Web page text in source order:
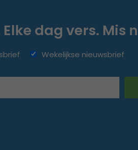
dag vers. Mis
Wekelijkse nieuwsbrief